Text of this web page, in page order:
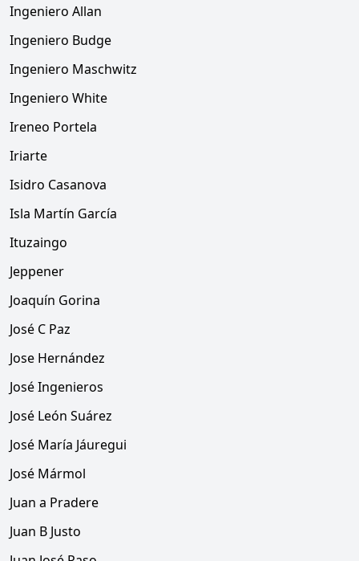
Ingeniero Allan
Ingeniero Budge
Ingeniero Maschwitz
Ingeniero White
Ireneo Portela
Iriarte
Isidro Casanova
Isla Martín García
Ituzaingo
Jeppener
Joaquín Gorina
José C Paz
Jose Hernández
José Ingenieros
José León Suárez
José María Jáuregui
José Mármol
Juan a Pradere
Juan B Justo